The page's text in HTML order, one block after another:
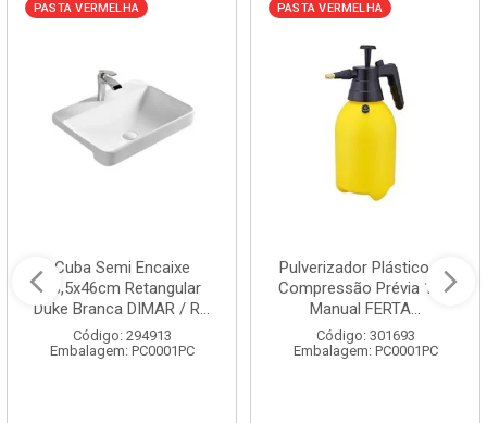
PASTA VERMELHA
Cuba Semi Encaixe
58,5x46cm Retangular
Duke Branca DIMAR / R...
Código: 294913
Embalagem: PC0001PC
PASTA VERMELHA
Pulverizador Plástico de
Compressão Prévia 1,5L
Manual FERTA...
Código: 301693
Embalagem: PC0001PC